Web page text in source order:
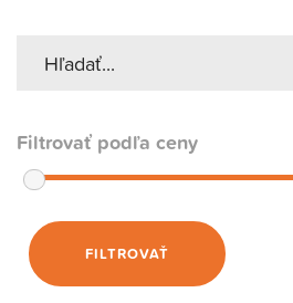
Filtrovať podľa ceny
FILTROVAŤ